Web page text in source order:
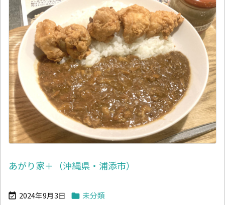
あがり家＋（沖縄県・浦添市）
 2024年9月3日  未分類